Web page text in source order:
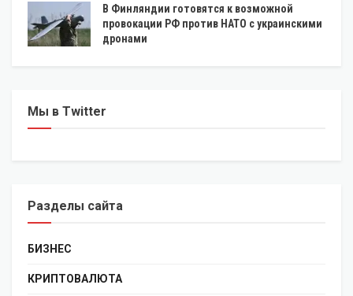
В Финляндии готовятся к возможной
провокации РФ против НАТО с украинскими
дронами
Мы в Twitter
Разделы сайта
БИЗНЕС
КРИПТОВАЛЮТА